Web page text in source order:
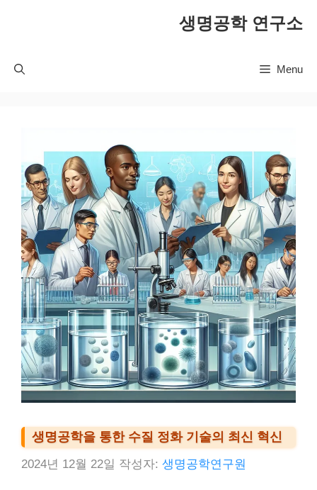
생명공학 연구소
Menu
생명공학을 통한 수질 정화 기술의 최신 혁신
2024년 12월 22일 작성자: 생명공학연구원